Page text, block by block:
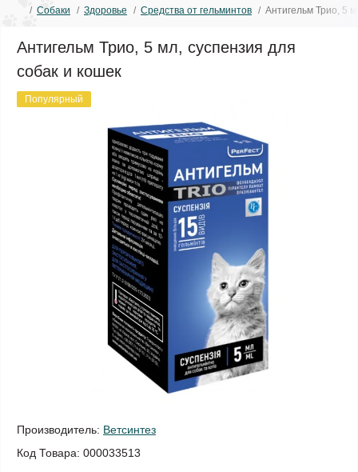
Собаки Здоровье Средства от гельминтов Антигельм Трио, 5
Антигельм Трио, 5 мл, суспензия для
собак и кошек
Популярный
Производитель: Ветсинтез
Код Товара: 000033513